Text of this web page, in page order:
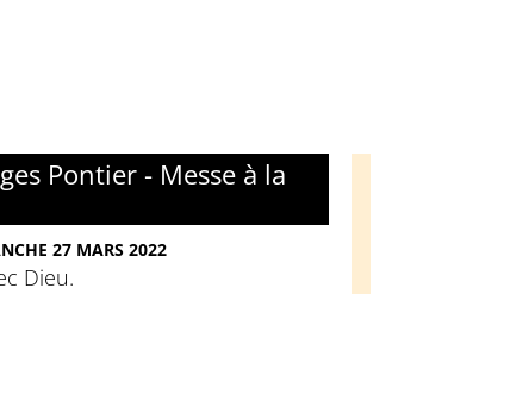
Pontier - Messe à la
27 MARS 2022
Dieu.